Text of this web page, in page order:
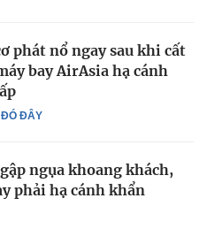
ĐÓ ĐÂY
phát nổ ngay sau khi cất
bay AirAsia hạ cánh
ngụa khoang khách,
phải hạ cánh khẩn